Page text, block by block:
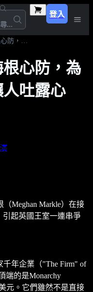
...
登入
成功打開哈利和梅根心防，為什麼歐普拉總能讓人吐露心聲？
心防，為
吐露心
Meghan Markle）在接
引起英國王室一連串爭
千年企業（"The Firm" of
端的是Monarchy
元。它們雖然不是直接